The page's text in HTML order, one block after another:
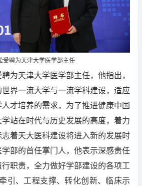
受聘为天津大学医学部主任
为天津大学医学部主任，他指出，
界一流大学与一流学科建设，适应
才培养的需求，为了推进健康中国
站在时代与历史发展的高度，着力
着天大医科建设将进入新的发展时
部的首任掌门人，他表示深感责任
职责，全力做好学部建设的各项工
引、工程支撑、转化创新、临床示